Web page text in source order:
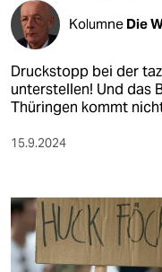
Kolumne Die
Druckstopp bei der
unterstellen! Und das
Thüringen kommt
15.9.2024